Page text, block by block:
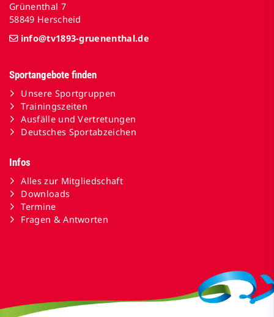
Grünenthal 7
58849 Herscheid
info@tv1893-gruenenthal.de
Sportangebote finden
Unsere Sportgruppen
Trainingszeiten
Ausfälle und Vertretungen
Deutsches Sportabzeichen
Infos
Alles zur Mitgliedschaft
Downloads
Termine
Fragen & Antworten